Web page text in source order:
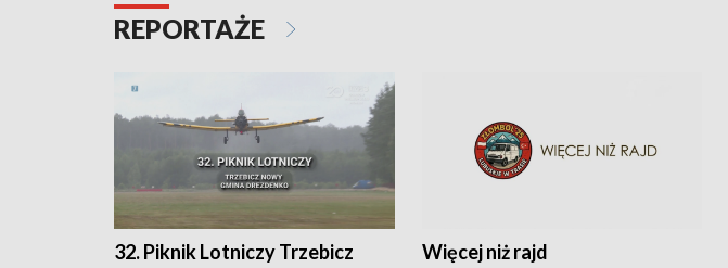
REPORTAŻE
32. Piknik Lotniczy Trzebicz
Więcej niż rajd